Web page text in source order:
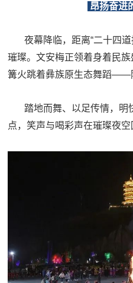
昂扬奋进
夜幕降临，距离“二十四
璀璨。文安梅正领着身着民
篝火跳着彝族原生态舞蹈——
踏地而舞、以足传情，明
点，笑声与喝彩声在璀璨夜空